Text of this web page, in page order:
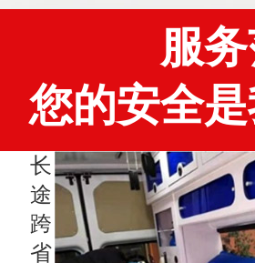
服
您的安全
长
途
跨
省